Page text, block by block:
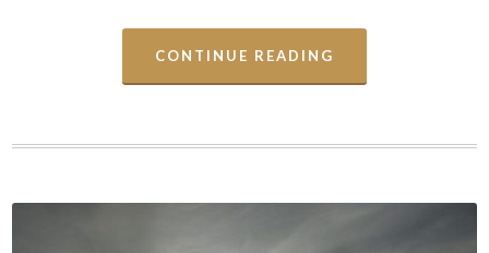
CONTINUE READING